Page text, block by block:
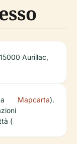
Aurillac,
(
Mapcarta).